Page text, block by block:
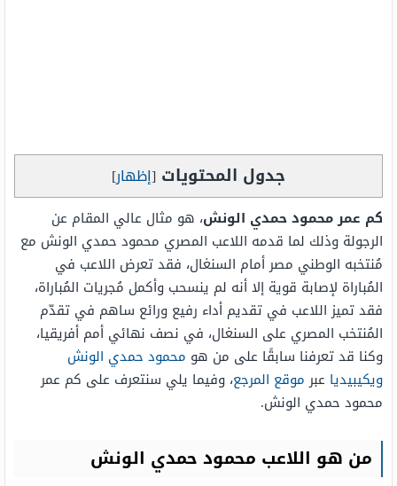
جدول المحتويات [إظهار]
كم عمر محمود حمدي الونش، هو مثال عالي المقام عن
الرجولة وذلك لما قدمه اللاعب المصري محمود حمدي الونش مع
مُنتخبه الوطني مصر أمام السنغال، فقد تعرض اللاعب في
المُباراة لإصابة قوية إلا أنه لم ينسحب وأكمل مُجريات المُباراة،
فقد تميز اللاعب في تقديم أداء رفيع ورائع ساهم في تقدّم
المُنتخب المصري على السنغال، في نصف نهائي أمم أفريقيا،
وكنا قد تعرفنا سابقًا على من هو محمود حمدي الونش
ويكيبيديا عبرموقع المرجع، وفيما يلي سنتعرف على كم عمر
محمود حمدي الونش.
من هو اللاعب محمود حمدي الونش